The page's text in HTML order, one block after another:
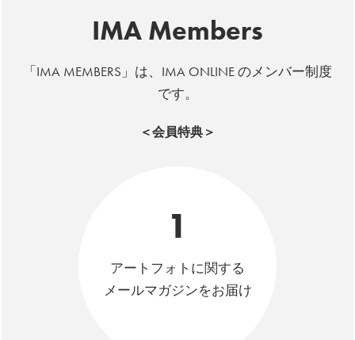
IMA Members
「IMA MEMBERS」は、IMA ONLINE のメンバー制度
です。
＜会員特典＞
1
アートフォトに関する
メールマガジンをお届け